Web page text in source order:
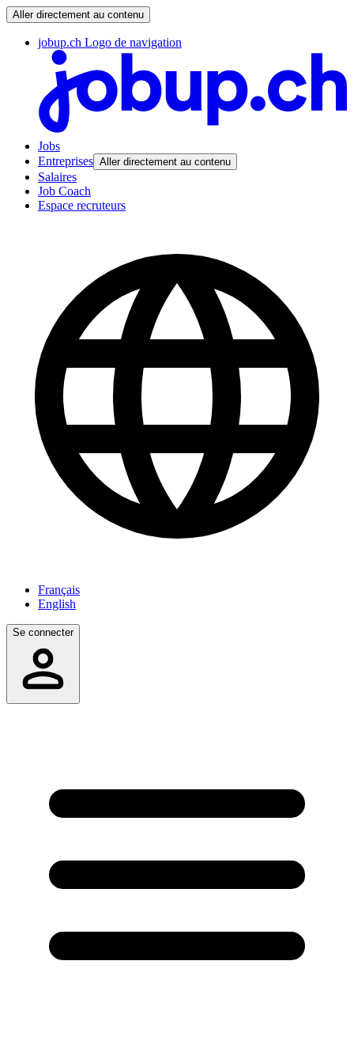
Aller directement au contenu
jobup.ch Logo de navigation
Jobs
Entreprises Aller directement au contenu
Salaires
Job Coach
Espace recruteurs
Français
English
Se connecter